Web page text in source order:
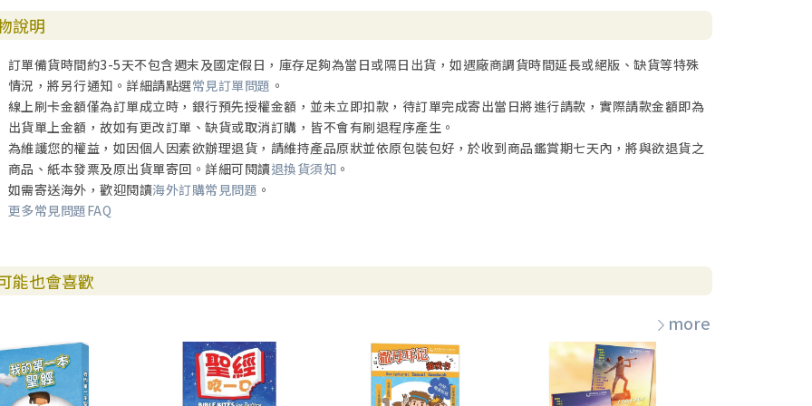
說明
訂單備貨時間約3-5天不包含週末及國定假日，庫存足夠為當日或隔日出貨，如遇廠商調貨時間延長或絕版、缺貨等特殊
情況，將另行通知。詳細請點選常見訂單問題 。
線上刷卡金額僅為訂單成立時，銀行預先授權金額，並未立即扣款，待訂單完成寄出當日將進行請款，實際請款金額即為
出貨單上金額，故如有更改訂單、缺貨或取消訂購，皆不會有刷退程序產生。
為維護您的權益，如因個人因素欲辦理退貨，請維持產品原狀並依原包裝包好，於收到商品鑑賞期七天內，將與欲退貨之
商品、紙本發票及原出貨單寄回。詳細可閱讀退換貨須知 。
如需寄送海外，歡迎閱讀海外訂購常見問題 。
更多常見問題FAQ
能也會喜歡
more